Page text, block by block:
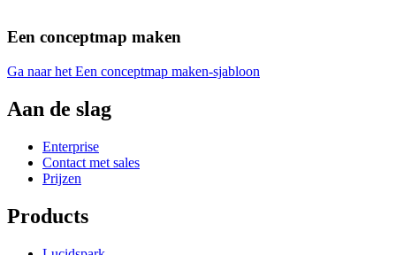
Een conceptmap maken
Ga naar het Een conceptmap maken-sjabloon
Aan de slag
Enterprise
Contact met sales
Prijzen
Products